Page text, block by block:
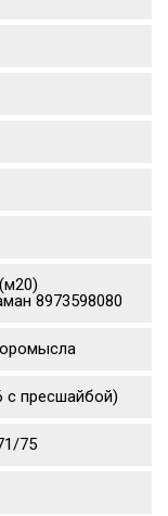
8973598080
с пресшайбой)
75